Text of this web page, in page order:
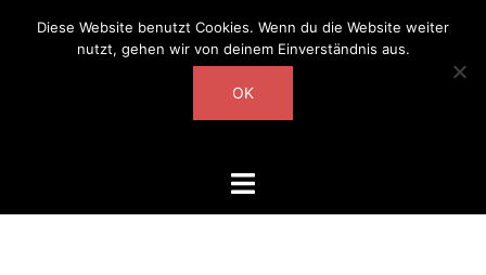
Diese Website benutzt Cookies. Wenn du die Website weiter
nutzt, gehen wir von deinem Einverständnis aus.
OK